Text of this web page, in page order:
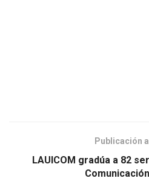
Publicación
LAUICOM gradúa a 82